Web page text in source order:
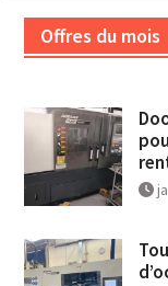
Offres du mois